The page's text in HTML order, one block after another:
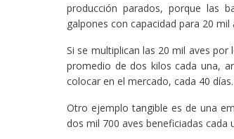
producción parados, porque las
galpones con capacidad para 20 mil
Si se multiplican las 20 mil aves
promedio de dos kilos cada una,
colocar en el mercado, cada 40 días.
Otro ejemplo tangible es de una
dos mil 700 aves beneficiadas